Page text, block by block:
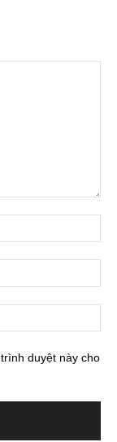
duyệt này cho